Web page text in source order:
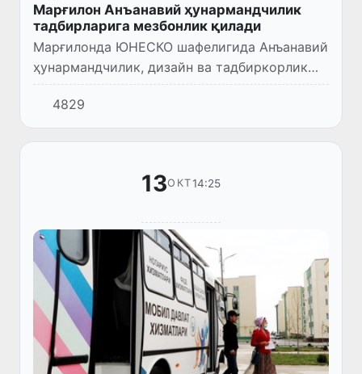
Марғилон Анъанавий ҳунармандчилик
тадбирларига мезбонлик қилади
Марғилонда ЮНEСКО шафелигида Анъанавий
ҳунармандчилик, дизайн ва тадбиркорлик
кўникмалари бўйича 10 кунлик тренинглар
бошланди.
4829
13ОКТ14:25